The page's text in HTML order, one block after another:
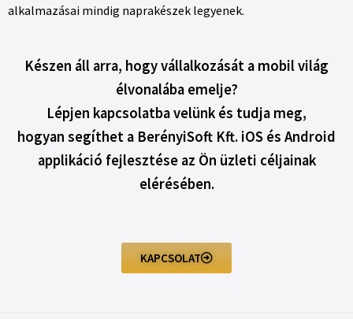
alkalmazásai mindig naprakészek legyenek.
Készen áll arra, hogy vállalkozását a mobil világ
élvonalába emelje?
Lépjen kapcsolatba velünk és tudja meg,
hogyan segíthet a BerényiSoft Kft. iOS és Android
applikáció fejlesztése az Ön üzleti céljainak
elérésében.
KAPCSOLAT